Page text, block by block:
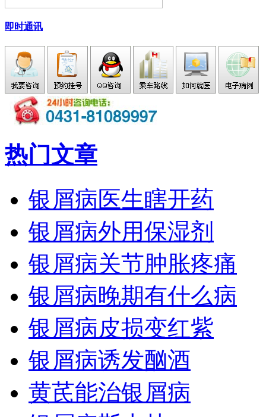
即时通讯
热门文章
银屑病医生瞎开药
银屑病外用保湿剂
银屑病关节肿胀疼痛
银屑病晚期有什么病
银屑病皮损变红紫
银屑病诱发酗酒
黄芪能治银屑病